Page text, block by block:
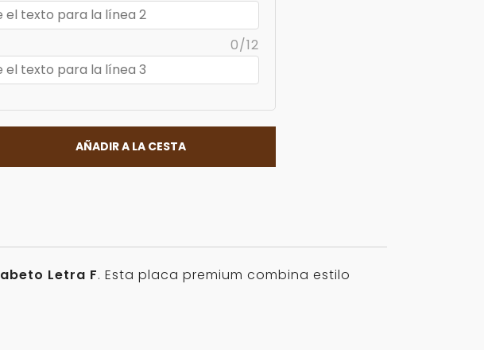
0/12
AÑADIR A LA CESTA
Letra F. Esta placa premium combina estilo